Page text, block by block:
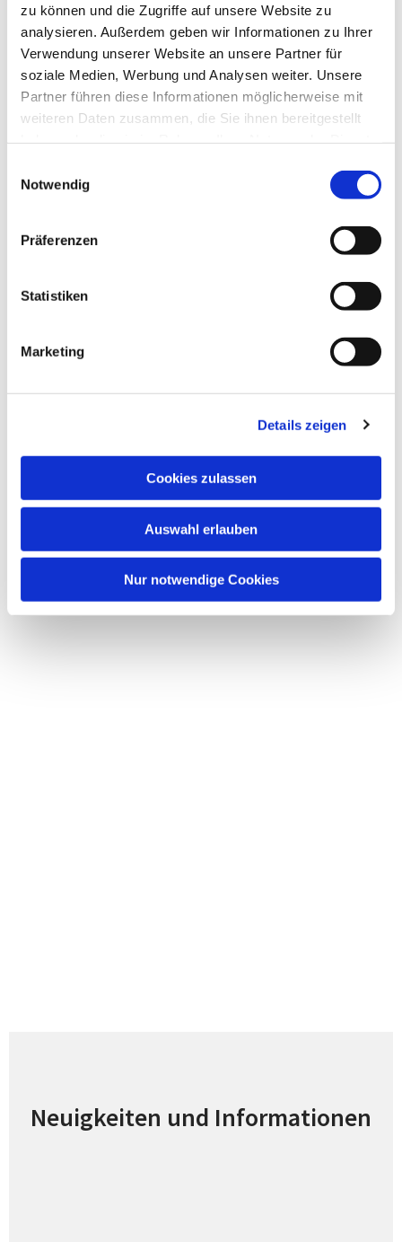
zu können und die Zugriffe auf unsere Website zu
analysieren. Außerdem geben wir Informationen zu Ihrer
Verwendung unserer Website an unsere Partner für
soziale Medien, Werbung und Analysen weiter. Unsere
Partner führen diese Informationen möglicherweise mit
weiteren Daten zusammen, die Sie ihnen bereitgestellt
Notwendig
Präferenzen
Statistiken
Marketing
Details zeigen
Cookies zulassen
Auswahl erlauben
Nur notwendige Cookies
KlangFaszinationRaum
Singschule für Kinder &
Jugendliche
und Jugendliche; das reicht von altersgestuften Chören
über Freizeiten und Konzerte sowie internationalen
Kommt gern und seid dabei!
Evangelische Singschule Kaufungen
Kommende Termine in
Kaufungen
Neuigkeiten und Informationen